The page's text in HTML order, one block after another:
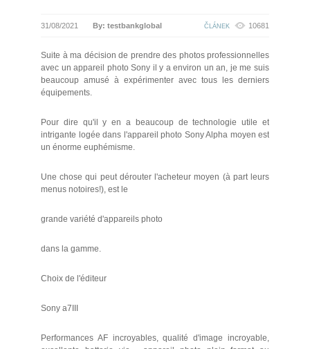
31/08/2021 By: testbankglobal ČLÁNEK 10681
Suite à ma décision de prendre des photos professionnelles
avec un appareil photo Sony il y a environ un an, je me suis
beaucoup amusé à expérimenter avec tous les derniers
équipements.
Pour dire qu'il y en a beaucoup de technologie utile et
intrigante logée dans l'appareil photo Sony Alpha moyen est
un énorme euphémisme.
Une chose qui peut dérouter l'acheteur moyen (à part leurs
menus notoires!), est le
grande variété d'appareils photo
dans la gamme.
Choix de l'éditeur
Sony a7III
Performances AF incroyables, qualité d'image incroyable,